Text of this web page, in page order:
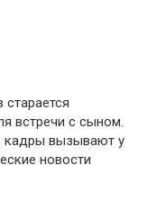
встречи с сыном.
кадры вызывают у
новости